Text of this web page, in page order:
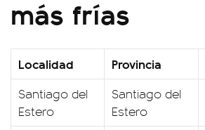
más frías
Localidad Provincia
Santiago del
Estero
Santiago del
Estero